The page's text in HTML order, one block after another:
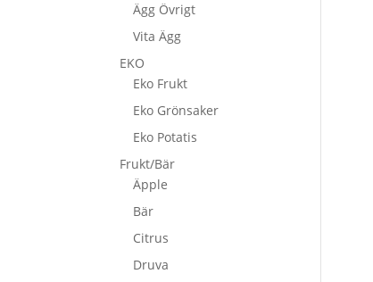
Ägg Övrigt
Vita Ägg
EKO
Eko Frukt
Eko Grönsaker
Eko Potatis
Frukt/Bär
Äpple
Bär
Citrus
Druva